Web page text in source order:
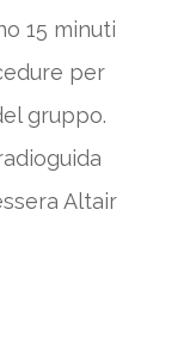
15 minuti
per
gruppo.
Altair